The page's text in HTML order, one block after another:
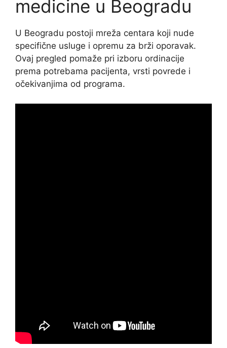
medicine u Beogradu
U Beogradu postoji mreža centara koji nude
specifične usluge i opremu za brži oporavak.
Ovaj pregled pomaže pri izboru ordinacije
prema potrebama pacijenta, vrsti povrede i
očekivanjima od programa.